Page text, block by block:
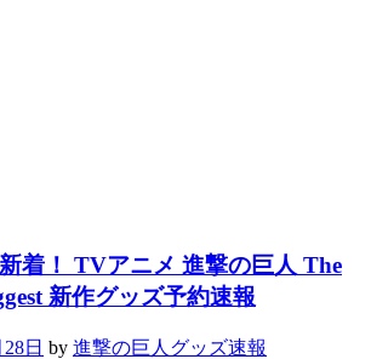
着！ TVアニメ 進撃の巨人 The
新作グッズ予約速報
日 by 進撃の巨人グッズ速報